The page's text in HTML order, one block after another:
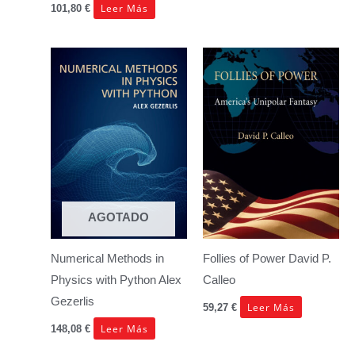
101,80 € Leer Más
AGOTADO
Numerical Methods in
Physics with PythonAlex
Gezerlis
148,08 € Leer Más
Follies of Power David P.
Calleo
59,27 € Leer Más